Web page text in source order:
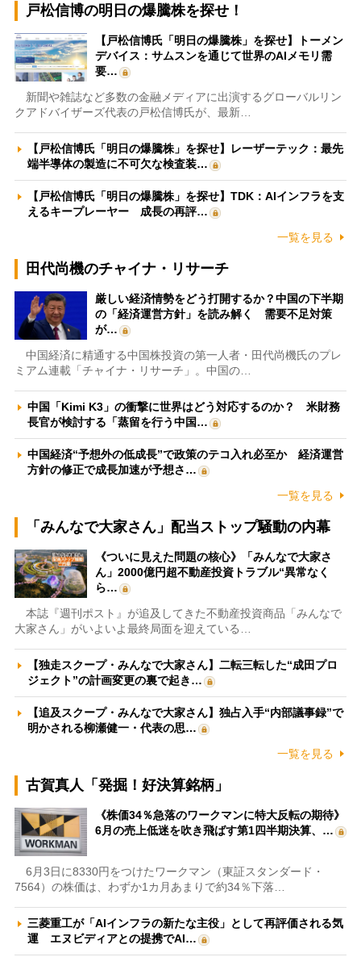
戸松信博の明日の爆騰株を探せ！
【戸松信博氏「明日の爆騰株」を探せ】トーメン
デバイス：サムスンを通じて世界のAIメモリ需
要…
新聞や雑誌など多数の金融メディアに出演するグローバルリン
クアドバイザーズ代表の戸松信博氏が、最新…
【戸松信博氏「明日の爆騰株」を探せ】レーザーテック：最先
端半導体の製造に不可欠な検査装…
【戸松信博氏「明日の爆騰株」を探せ】TDK：AIインフラを支
えるキープレーヤー 成長の再評…
一覧を見る
田代尚機のチャイナ・リサーチ
厳しい経済情勢をどう打開するか？中国の下半期
の「経済運営方針」を読み解く 需要不足対策
が…
中国経済に精通する中国株投資の第一人者・田代尚機氏のプレ
ミアム連載「チャイナ・リサーチ」。中国の…
中国「Kimi K3」の衝撃に世界はどう対応するのか？ 米財務
長官が検討する「蒸留を行う中国…
中国経済“予想外の低成長”で政策のテコ入れ必至か 経済運営
方針の修正で成長加速が予想さ…
一覧を見る
「みんなで大家さん」配当ストップ騒動の内幕
《ついに見えた問題の核心》「みんなで大家さ
ん」2000億円超不動産投資トラブル“異常なく
ら…
本誌『週刊ポスト』が追及してきた不動産投資商品「みんなで
大家さん」がいよいよ最終局面を迎えている…
【独走スクープ・みんなで大家さん】二転三転した“成田プロ
ジェクト”の計画変更の裏で起き…
【追及スクープ・みんなで大家さん】独占入手“内部議事録”で
明かされる柳瀬健一・代表の思…
一覧を見る
古賀真人「発掘！好決算銘柄」
《株価34％急落のワークマンに特大反転の期待》
6月の売上低迷を吹き飛ばす第1四半期決算、…
6月3日に8330円をつけたワークマン（東証スタンダード・
7564）の株価は、わずか1カ月あまりで約34％下落…
三菱重工が「AIインフラの新たな主役」として再評価される気
運 エヌビディアとの提携でAI…